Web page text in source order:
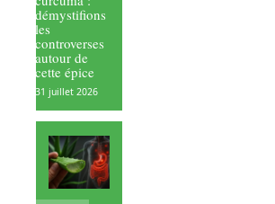
démystifions
les
controverses
autour de
cette épice
31 juillet 2026